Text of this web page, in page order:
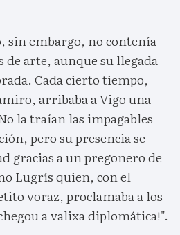
sin embargo, no contenía
arte, aunque su llegada
Cada cierto tiempo,
arribaba a Vigo una
la traían las impagables
pero su presencia se
gracias a un pregonero de
Lugrís quien, con el
voraz, proclamaba a los
a valixa diplomática!".